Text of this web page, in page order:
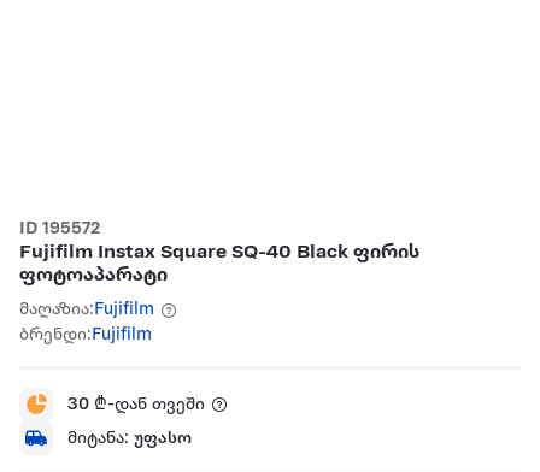
ID 195572
Fujifilm Instax Square SQ-40 Black ფირის
ფოტოაპარატი
მაღაზია:Fujifilm
ბრენდი:Fujifilm
30 ₾-დან თვეში
მიტანა: უფასო